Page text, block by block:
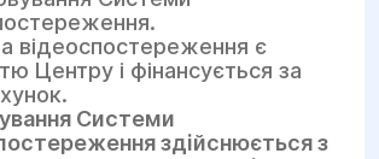
відеоспостереження є
Центру і фінансується за
Системи
здійснюється з